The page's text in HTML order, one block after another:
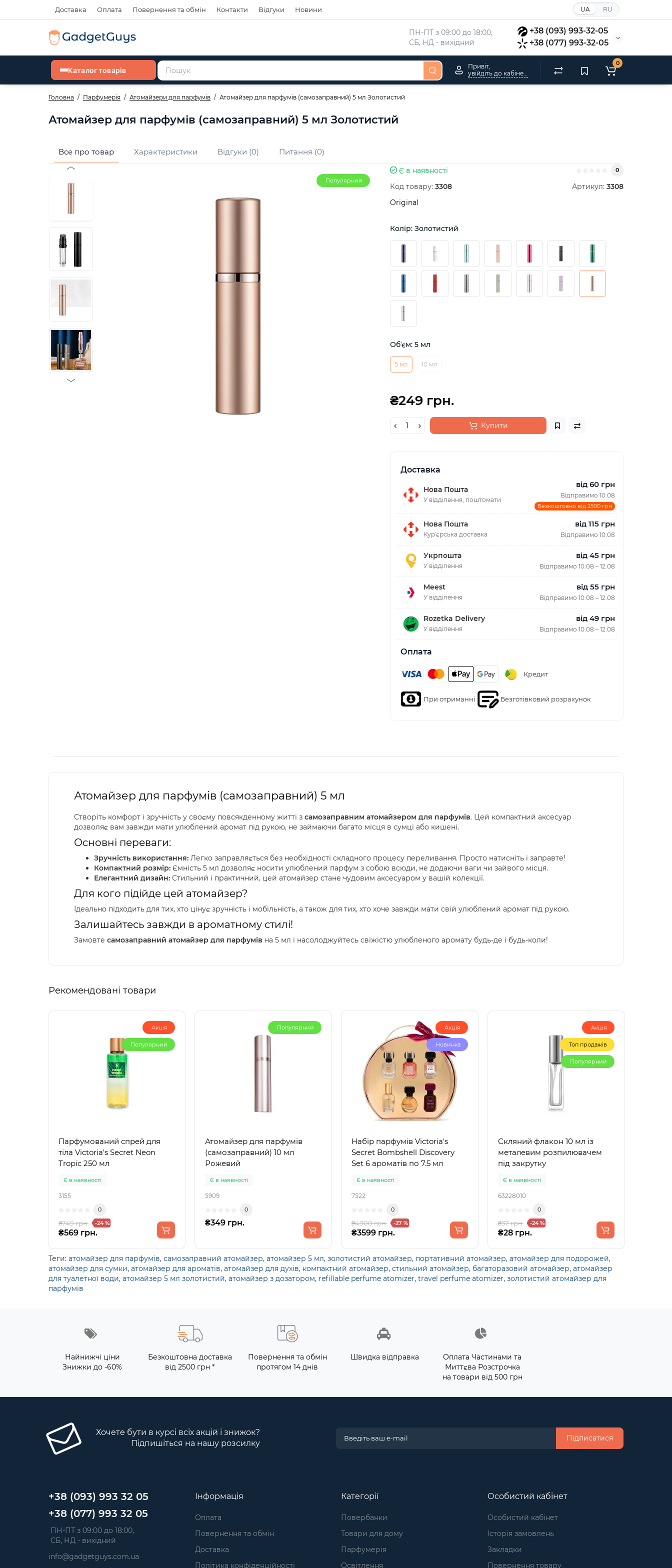
Доставка Оплата Повернення та обмін Контакти Відгуки Новини UA RU
ПН-ПТ з 09:00 до 18:00,
СБ, НД - вихідний
+38 (093) 993-32-05
+38 (077) 993-32-05
Каталог товарів
Привіт,
0
Головна Парфумерія Атомайзери для парфумів Атомайзер для парфумів (самозаправний) 5 мл Золотистий
Атомайзер для парфумів (самозаправний) 5 мл Золотистий
Все про товар Характеристики Відгуки (0) Питання (0)
Популярний
Є в наявності 0
Код товару: 3308 Артикул: 3308
Original
Колір: Золотистий
Обʼєм: 5 мл
5 мл 10 мл
₴249 грн.
Купити
Доставка
Нова Пошта
У відділення, поштомати
від 60 грн
Відправимо 10.08
Безкоштовно від 2500 грн
Нова Пошта
Курʼєрська доставка
від 115 грн
Відправимо 10.08
Укрпошта
У відділення
від 45 грн
Відправимо 10.08 – 12.08
Meest
У відділення
від 55 грн
Відправимо 10.08 – 12.08
Rozetka Delivery
У відділення
від 49 грн
Відправимо 10.08 – 12.08
Оплата
Кредит
При отриманні Безготівковий розрахунок
Атомайзер для парфумів (самозаправний) 5 мл
Створіть комфорт і зручність у своєму повсякденному житті з самозаправним атомайзером для парфумів. Цей компактний аксесуар
дозволяє вам завжди мати улюблений аромат під рукою, не займаючи багато місця в сумці або кишені.
Основні переваги:
Зручність використання: Легко заправляється без необхідності складного процесу переливання. Просто натисніть і заправте!
Компактний розмір: Ємність 5 мл дозволяє носити улюблений парфум з собою всюди, не додаючи ваги чи зайвого місця.
Елегантний дизайн: Стильний і практичний, цей атомайзер стане чудовим аксесуаром у вашій колекції.
Для кого підійде цей атомайзер?
Ідеально підходить для тих, хто цінує зручність і мобільність, а також для тих, хто хоче завжди мати свій улюблений аромат під рукою.
Залишайтесь завжди в ароматному стилі!
Замовте самозаправний атомайзер для парфумів на 5 мл і насолоджуйтесь свіжістю улюбленого аромату будь-де і будь-коли!
Рекомендовані товари
Акція
Популярний
Парфумований спрей для
тіла Victoria's Secret Neon
Tropic 250 мл
Є в наявності
3155
0
₴749 грн. -24 %
₴569 грн.
Популярний
Атомайзер для парфумів
(самозаправний) 10 мл
Рожевий
Є в наявності
5909
0
₴349 грн.
Акція
Новинка
Набір парфумів Victoria's
Secret Bombshell Discovery
Set 6 ароматів по 7.5 мл
Є в наявності
7522
0
₴4900 грн. -27 %
₴3599 грн.
Акція
Топ продажів
Популярний
Скляний флакон 10 мл із
металевим розпилювачем
під закрутку
Є в наявності
63228010
0
₴37 грн. -24 %
₴28 грн.
Теги: атомайзер для парфумів, самозаправний атомайзер, атомайзер 5 мл, золотистий атомайзер, портативний атомайзер, атомайзер для подорожей,
атомайзер для сумки, атомайзер для ароматів, атомайзер для духів, компактний атомайзер, стильний атомайзер, багаторазовий атомайзер, атомайзер
для туалетної води, атомайзер 5 мл золотистий, атомайзер з дозатором, refillable perfume atomizer, travel perfume atomizer, золотистий атомайзер для
парфумів
Найнижчі ціни
Знижки до -60%
Безкоштовна доставка
від 2500 грн *
Повернення та обмін
протягом 14 днів
Швидка відправка
Оплата Частинами та
Миттєва Розстрочка
на товари від 500 грн
Хочете бути в курсі всіх акцій і знижок?
Підпишіться на нашу розсилку
Підписатися
+38 (093) 993 32 05
+38 (077) 993 32 05
ПН-ПТ з 09:00 до 18:00,
СБ, НД - вихідний
info@gadgetguys.com.ua
Інформація
Оплата
Повернення та обмін
Доставка
Політика конфіденційності
Категорії
Повербанки
Товари для дому
Парфумерія
Освітлення
Особистий кабінет
Особистий кабінет
Історія замовлень
Закладки
Повернення товару